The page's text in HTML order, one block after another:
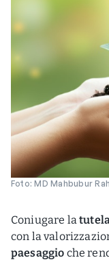
Foto: MD Mahbubur
Coniugare la
con la
paesaggio che